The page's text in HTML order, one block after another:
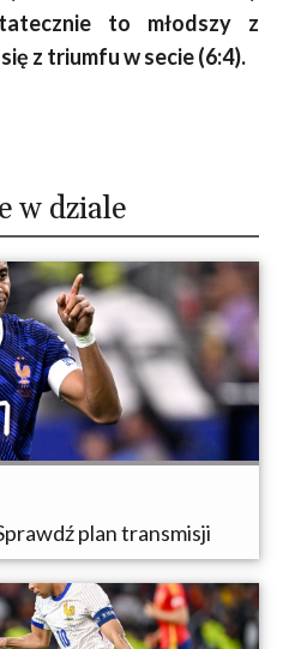
to młodszy z
z triumfu w secie (6:4).
w dziale
plan transmisji